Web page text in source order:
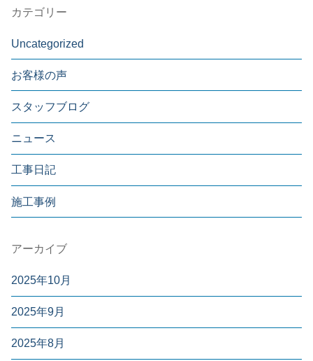
カテゴリー
Uncategorized
お客様の声
スタッフブログ
ニュース
工事日記
施工事例
アーカイブ
2025年10月
2025年9月
2025年8月